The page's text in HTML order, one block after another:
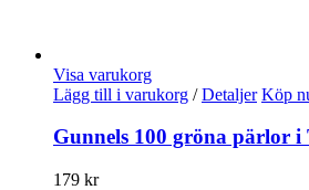
Visa varukorg
Lägg till i varukorg / Detaljer Köp
Gunnels 100 gröna pärlor
179 kr